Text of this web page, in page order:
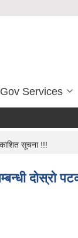
Services
सूचना !!!
दोस्रो